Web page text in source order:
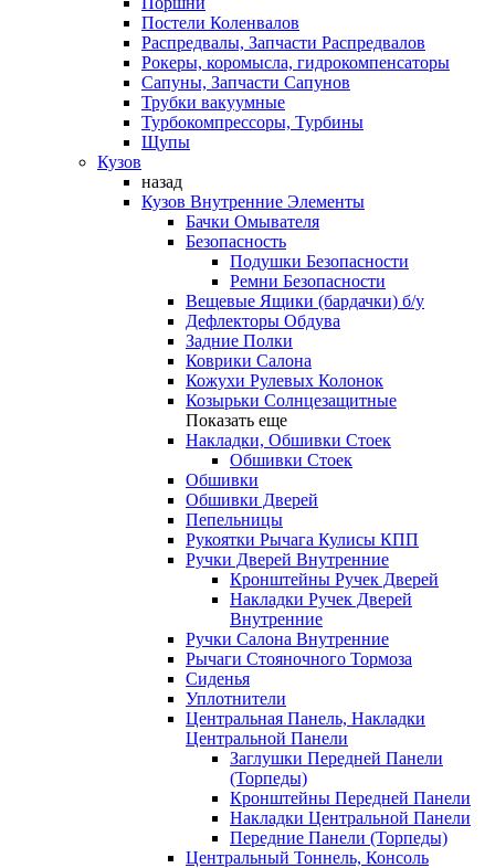
Постели Коленвалов
Распредвалы, Запчасти Распредвалов
Рокеры, коромысла, гидрокомпенсаторы
Сапуны, Запчасти Сапунов
Трубки вакуумные
Турбокомпрессоры, Турбины
Щупы
Кузов
назад
Кузов Внутренние Элементы
Бачки Омывателя
Безопасность
Подушки Безопасности
Ремни Безопасности
Вещевые Ящики (бардачки) б/у
Дефлекторы Обдува
Задние Полки
Коврики Салона
Кожухи Рулевых Колонок
Козырьки Солнцезащитные
Показать еще
Накладки, Обшивки Стоек
Обшивки Стоек
Обшивки
Обшивки Дверей
Пепельницы
Рукоятки Рычага Кулисы КПП
Ручки Дверей Внутренние
Кронштейны Ручек Дверей
Накладки Ручек Дверей
Внутренние
Ручки Салона Внутренние
Рычаги Стояночного Тормоза
Сиденья
Уплотнители
Центральная Панель, Накладки
Центральной Панели
Заглушки Передней Панели
(Торпеды)
Кронштейны Передней Панели
Накладки Центральной Панели
Передние Панели (Торпеды)
Центральный Тоннель, Консоль